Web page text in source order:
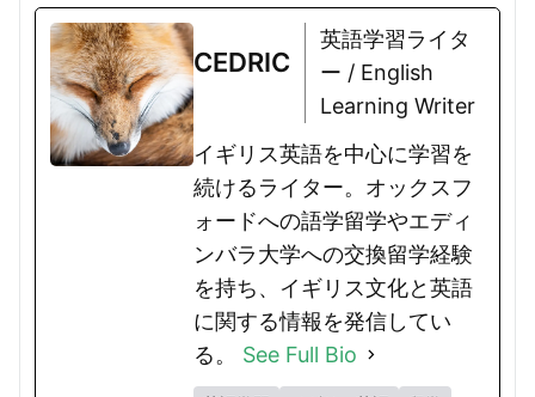
CEDRIC
英語学習ライタ
ー / English
Learning Writer
イギリス英語を中心に学習を
続けるライター。オックスフ
ォードへの語学留学やエディ
ンバラ大学への交換留学経験
を持ち、イギリス文化と英語
に関する情報を発信してい
る。 See Full Bio